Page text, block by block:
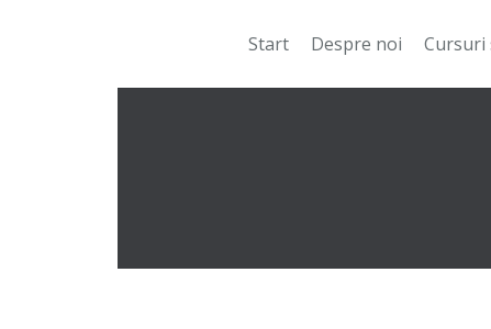
Start Despre noi Cursuri